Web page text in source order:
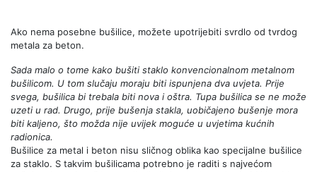
Ako nema posebne bušilice, možete upotrijebiti svrdlo od tvrdog
metala za beton.
Sada malo o tome kako bušiti staklo konvencionalnom metalnom
bušilicom. U tom slučaju moraju biti ispunjena dva uvjeta. Prije
svega, bušilica bi trebala biti nova i oštra. Tupa bušilica se ne može
uzeti u rad. Drugo, prije bušenja stakla, uobičajeno bušenje mora
biti kaljeno, što možda nije uvijek moguće u uvjetima kućnih
radionica.
Bušilice za metal i beton nisu sličnog oblika kao specijalne bušilice
za staklo. S takvim bušilicama potrebno je raditi s najvećom